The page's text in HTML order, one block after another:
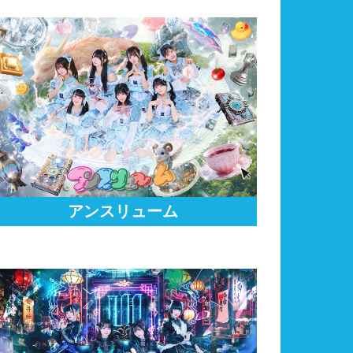
アンスリューム